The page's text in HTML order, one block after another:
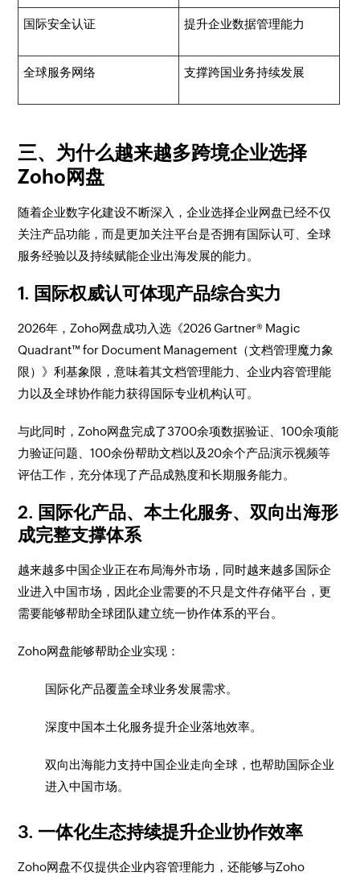
国际安全认证 提升企业数据管理能力
全球服务网络 支撑跨国业务持续发展
三、为什么越来越多跨境企业选择
Zoho网盘
随着企业数字化建设不断深入，企业选择企业网盘已经不仅
关注产品功能，而是更加关注平台是否拥有国际认可、全球
服务经验以及持续赋能企业出海发展的能力。
1. 国际权威认可体现产品综合实力
2026年，Zoho网盘成功入选《2026 Gartner® Magic
Quadrant™ for Document Management（文档管理魔力象
限）》利基象限，意味着其文档管理能力、企业内容管理能
力以及全球协作能力获得国际专业机构认可。
与此同时，Zoho网盘完成了3700余项数据验证、100余项能
力验证问题、100余份帮助文档以及20余个产品演示视频等
评估工作，充分体现了产品成熟度和长期服务能力。
2. 国际化产品、本土化服务、双向出海形
成完整支撑体系
越来越多中国企业正在布局海外市场，同时越来越多国际企
业进入中国市场，因此企业需要的不只是文件存储平台，更
需要能够帮助全球团队建立统一协作体系的平台。
Zoho网盘能够帮助企业实现：
国际化产品覆盖全球业务发展需求。
深度中国本土化服务提升企业落地效率。
双向出海能力支持中国企业走向全球，也帮助国际企业
进入中国市场。
3. 一体化生态持续提升企业协作效率
Zoho网盘不仅提供企业内容管理能力，还能够与Zoho